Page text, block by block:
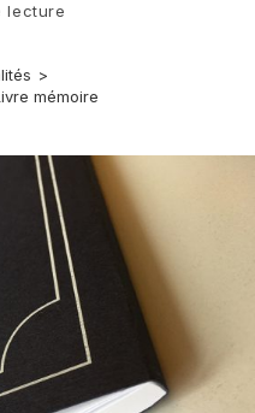
lecture
>
mémoire